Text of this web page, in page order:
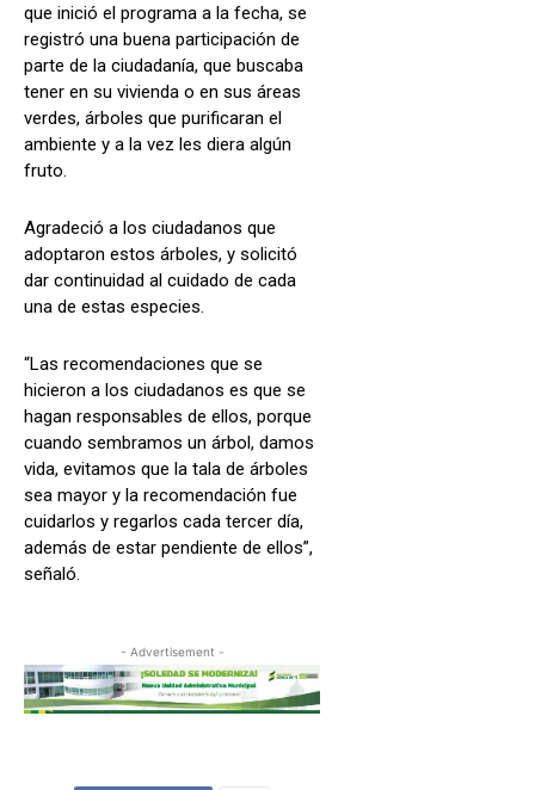
que inició el programa a la fecha, se
registró una buena participación de
parte de la ciudadanía, que buscaba
tener en su vivienda o en sus áreas
verdes, árboles que purificaran el
ambiente y a la vez les diera algún
fruto.
Agradeció a los ciudadanos que
adoptaron estos árboles, y solicitó
dar continuidad al cuidado de cada
una de estas especies.
“Las recomendaciones que se
hicieron a los ciudadanos es que se
hagan responsables de ellos, porque
cuando sembramos un árbol, damos
vida, evitamos que la tala de árboles
sea mayor y la recomendación fue
cuidarlos y regarlos cada tercer día,
además de estar pendiente de ellos”,
señaló.
- Advertisement -